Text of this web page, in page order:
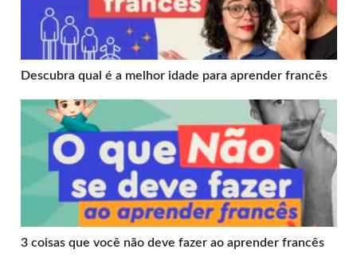
Descubra qual é a melhor idade para aprender francês
3 coisas que você não deve fazer ao aprender francês
3 coisas que você não deve fazer ao aprender francês